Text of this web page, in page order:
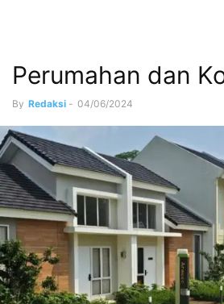
Perumahan dan
By Redaksi - 04/06/2024